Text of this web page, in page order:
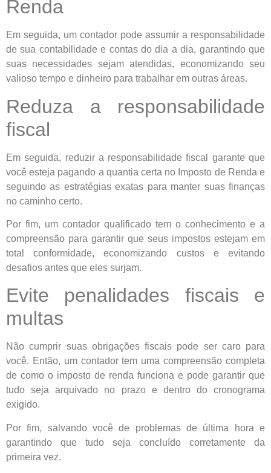
Renda
Em seguida, um contador pode assumir a responsabilidade
de sua contabilidade e contas do dia a dia, garantindo que
suas necessidades sejam atendidas, economizando seu
valioso tempo e dinheiro para trabalhar em outras áreas.
Reduza a responsabilidade
fiscal
Em seguida, reduzir a responsabilidade fiscal garante que
você esteja pagando a quantia certa no Imposto de Renda e
seguindo as estratégias exatas para manter suas finanças
no caminho certo.
Por fim, um contador qualificado tem o conhecimento e a
compreensão para garantir que seus impostos estejam em
total conformidade, economizando custos e evitando
desafios antes que eles surjam.
Evite penalidades fiscais e
multas
Não cumprir suas obrigações fiscais pode ser caro para
você. Então, um contador tem uma compreensão completa
de como o imposto de renda funciona e pode garantir que
tudo seja arquivado no prazo e dentro do cronograma
exigido.
Por fim, salvando você de problemas de última hora e
garantindo que tudo seja concluído corretamente da
primeira vez.